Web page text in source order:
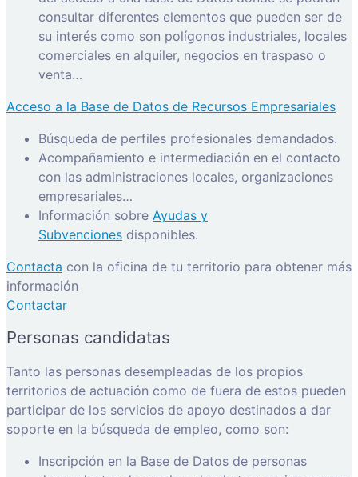
consultar diferentes elementos que pueden ser de
su interés como son polígonos industriales, locales
comerciales en alquiler, negocios en traspaso o
venta…
Acceso a la Base de Datos de Recursos Empresariales
Búsqueda de perfiles profesionales demandados.
Acompañamiento e intermediación en el contacto
con las administraciones locales, organizaciones
empresariales…
Información sobre Ayudas y
Subvenciones disponibles.
Contacta con la oficina de tu territorio para obtener más
información
Contactar
Personas candidatas
Tanto las personas desempleadas de los propios
territorios de actuación como de fuera de estos pueden
participar de los servicios de apoyo destinados a dar
soporte en la búsqueda de empleo, como son:
Inscripción en la Base de Datos de personas